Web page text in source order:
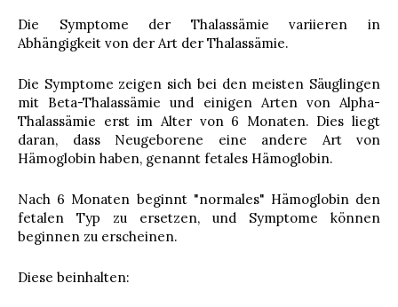
Die Symptome der Thalassämie variieren in
Abhängigkeit von der Art der Thalassämie.
Die Symptome zeigen sich bei den meisten Säuglingen
mit Beta-Thalassämie und einigen Arten von Alpha-
Thalassämie erst im Alter von 6 Monaten. Dies liegt
daran, dass Neugeborene eine andere Art von
Hämoglobin haben, genannt fetales Hämoglobin.
Nach 6 Monaten beginnt "normales" Hämoglobin den
fetalen Typ zu ersetzen, und Symptome können
beginnen zu erscheinen.
Diese beinhalten: